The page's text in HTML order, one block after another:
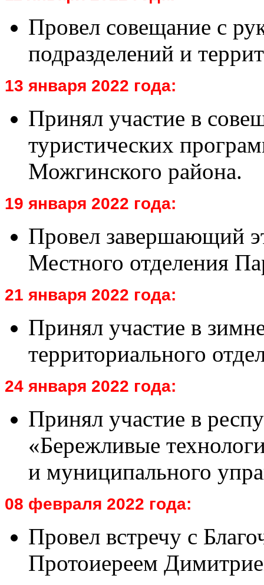
Провел совещание с
подразделений и
13 января 2022 года:
Принял участие в
туристических
Можгинского района.
19 января 2022 года:
Провел завершающий
Местного отделения
21 января 2022 года:
Принял участие в
территориального
24 января 2022 года:
Принял участие в
«Бережливые
и муниципального
08 февраля 2022 года:
Провел встречу с
Протоиереем